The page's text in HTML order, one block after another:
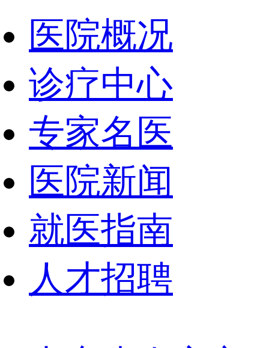
医院概况
诊疗中心
专家名医
医院新闻
就医指南
人才招聘